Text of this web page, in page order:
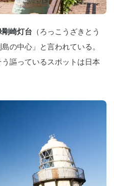
剛崎灯台 （ろっこうざきとう
の中心」と言われている。
謳っているスポットは日本